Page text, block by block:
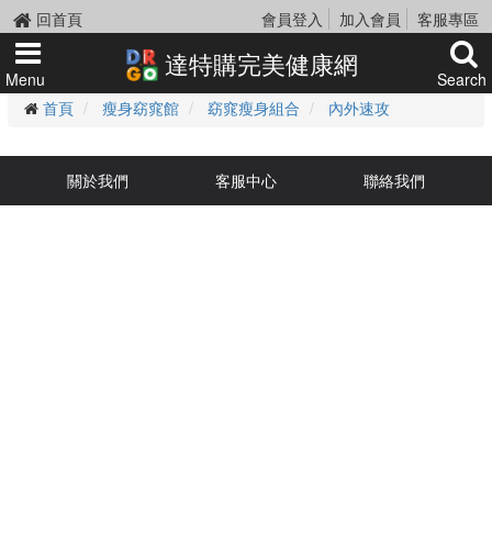
回首頁 會員登入 加入會員 客服專區
Menu 達特購完美健康網
Search
首頁
瘦身窈窕館 窈窕瘦身組合 內外速攻
關於我們 客服中心 聯絡我們